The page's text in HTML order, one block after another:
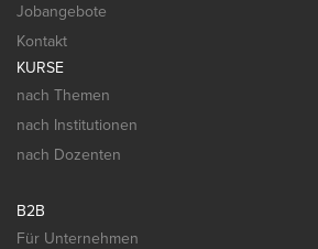
Jobangebote
Kontakt
KURSE
nach Themen
nach Institutionen
nach Dozenten
B2B
Für Unternehmen